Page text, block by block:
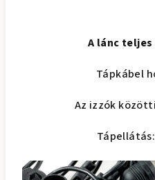
A lánc teljes
Tápkábel
Az izzók
Tápellátás: